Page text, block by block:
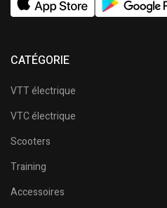
CATÉGORIE
VTT électrique
VTC électrique
Scooters
Training
Accessoires